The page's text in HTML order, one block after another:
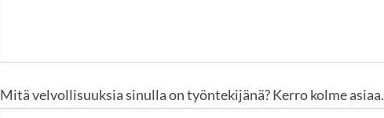
Mitä velvollisuuksia sinulla on työntekijänä? Kerro kolme asiaa.